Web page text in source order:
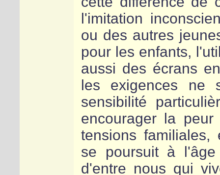
l'imitation
ou des autres
pour les enfants,
aussi des écrans
les exigences ne
sensibilité
encourager la
tensions
se poursuit à
d'entre nous qui